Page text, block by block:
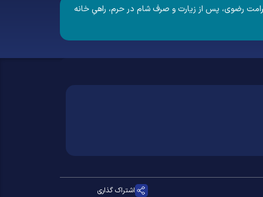
در حرکتی تماشایی به همت بنیاد کرامت رضوی، پس از زیارت و صرف شام در حرم، راهیِ خانه
اشتراک گذاری